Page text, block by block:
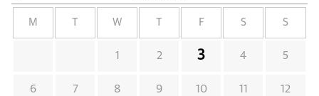
M W F S S
1 2 3 4 5
6 7 8 9 10 11 12